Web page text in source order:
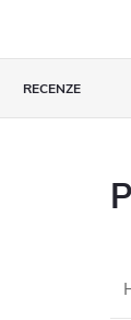
RECENZE